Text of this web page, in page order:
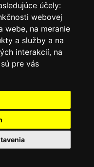
účely:
webovej
webe, na meranie
a služby a na
interakcií, na
pre vás